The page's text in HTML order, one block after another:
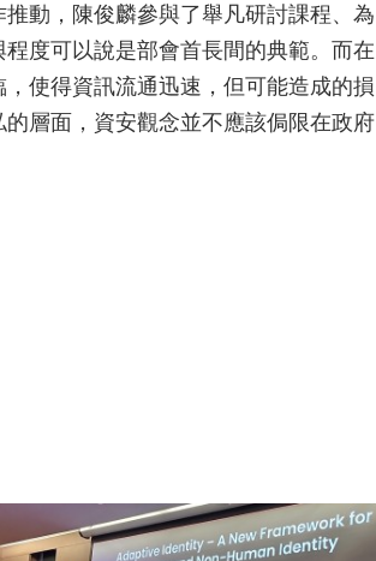
動，陳俊麟參與了舉凡研討課程、為
度可以說是部會首長間的典範。而在
使得資訊流通迅速，但可能造成的損
層面，資安觀念並不應該侷限在政府